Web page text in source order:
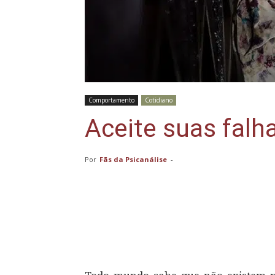
Comportamento Cotidiano
Aceite suas
Por Fãs da Psicanálise -